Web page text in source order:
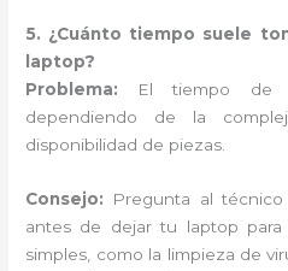
5. ¿Cuánto tiempo suele
laptop?
Problema: El tiempo de
dependiendo de la
disponibilidad de piezas.
Consejo: Pregunta al
antes de dejar tu laptop para
simples, como la limpieza de